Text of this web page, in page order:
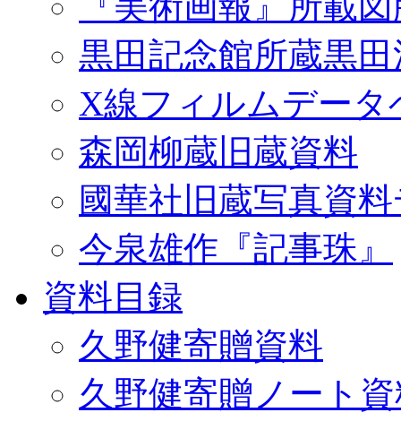
黒田記念館所蔵黒
X線フィルムデータ
森岡柳蔵旧蔵資料
國華社旧蔵写真資
今泉雄作『記事珠』
資料目録
久野健寄贈資料
久野健寄贈ノート